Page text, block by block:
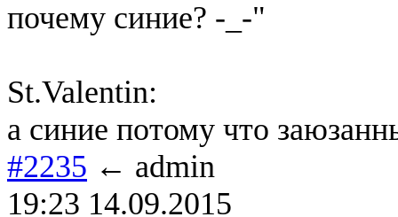
почему синие? -_-"
St.Valentin:
а синие потому что
#2235 ← admin
19:23 14.09.2015